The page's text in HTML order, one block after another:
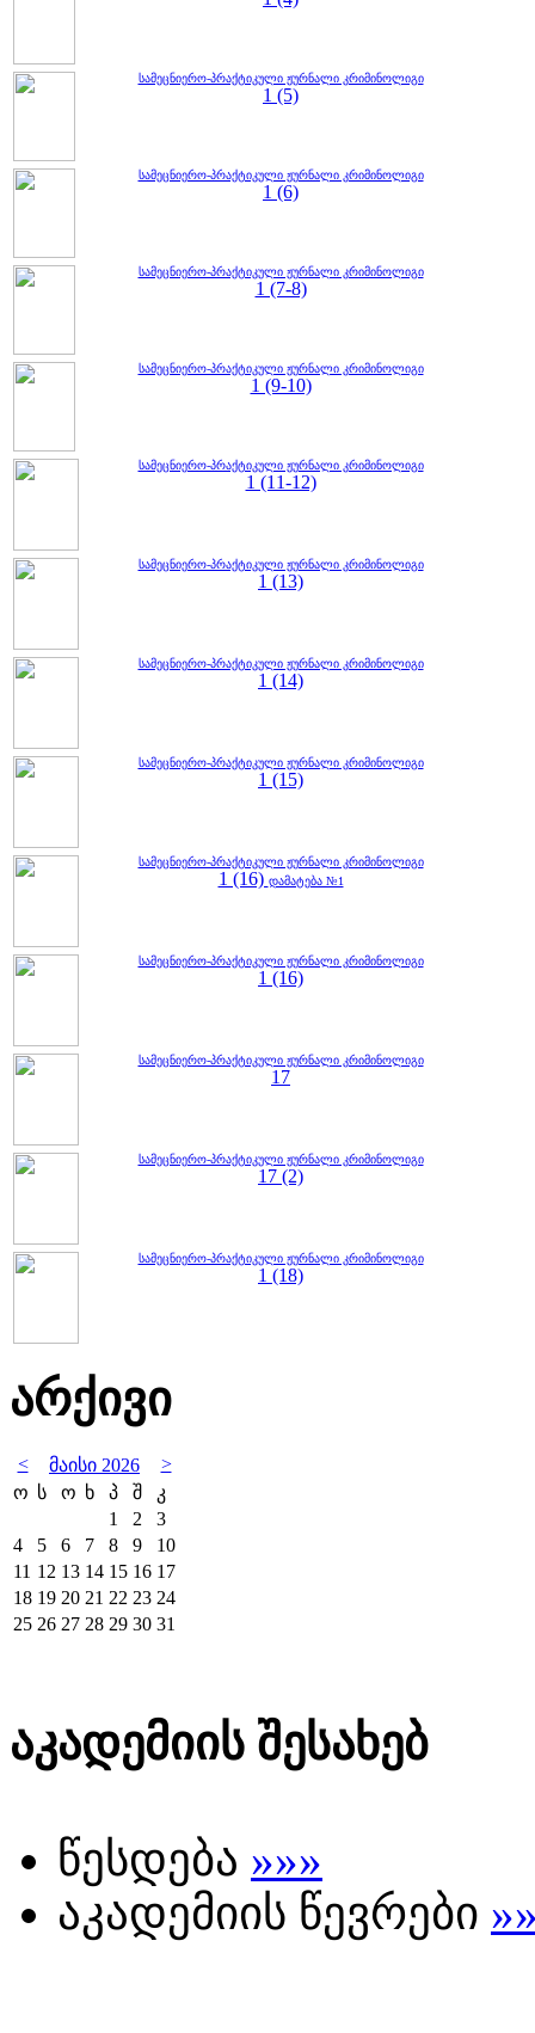
სამეცნიერო-პრაქტიკული ჟურნალი კრიმინოლიგი
1 (5)
სამეცნიერო-პრაქტიკული ჟურნალი კრიმინოლიგი
1 (6)
სამეცნიერო-პრაქტიკული ჟურნალი კრიმინოლიგი
1 (7-8)
სამეცნიერო-პრაქტიკული ჟურნალი კრიმინოლიგი
1 (9-10)
სამეცნიერო-პრაქტიკული ჟურნალი კრიმინოლიგი
1 (11-12)
სამეცნიერო-პრაქტიკული ჟურნალი კრიმინოლიგი
1 (13)
სამეცნიერო-პრაქტიკული ჟურნალი კრიმინოლიგი
1 (14)
სამეცნიერო-პრაქტიკული ჟურნალი კრიმინოლიგი
1 (15)
სამეცნიერო-პრაქტიკული ჟურნალი კრიმინოლიგი
1 (16) დამატება №1
სამეცნიერო-პრაქტიკული ჟურნალი კრიმინოლიგი
1 (16)
სამეცნიერო-პრაქტიკული ჟურნალი კრიმინოლიგი
17
სამეცნიერო-პრაქტიკული ჟურნალი კრიმინოლიგი
17 (2)
სამეცნიერო-პრაქტიკული ჟურნალი კრიმინოლიგი
1 (18)
არქივი
< მაისი 2026
>
ო ს ო ხ პ შ
კ
1
2
3
4
5 6 7 8 9
10
11 12 13 14 15 16 17
18 19 20 21 22 23 24
25 26 27 28 29 30 31
აკადემიის შესახებ
წესდება »»»
აკადემიის წევრები